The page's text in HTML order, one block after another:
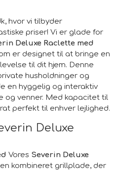
W effekt,
hvor vi tilbyder
priser! Vi er glade for
Deluxe Raclette med
er designet til at bringe en
til dit hjem. Denne
husholdninger og
en hyggelig og interaktiv
og venner. Med kapacitet til
perfekt til enhver lejlighed.
Deluxe
Vores Severin Deluxe
kombineret grillplade, der